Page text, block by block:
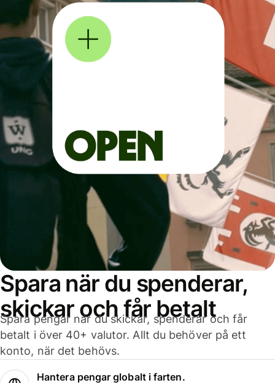
Spara när du spenderar,
skickar och får betalt
Spara pengar när du skickar, spenderar och får
betalt i över 40+ valutor. Allt du behöver på ett
konto, när det behövs.
Hantera pengar globalt i farten.